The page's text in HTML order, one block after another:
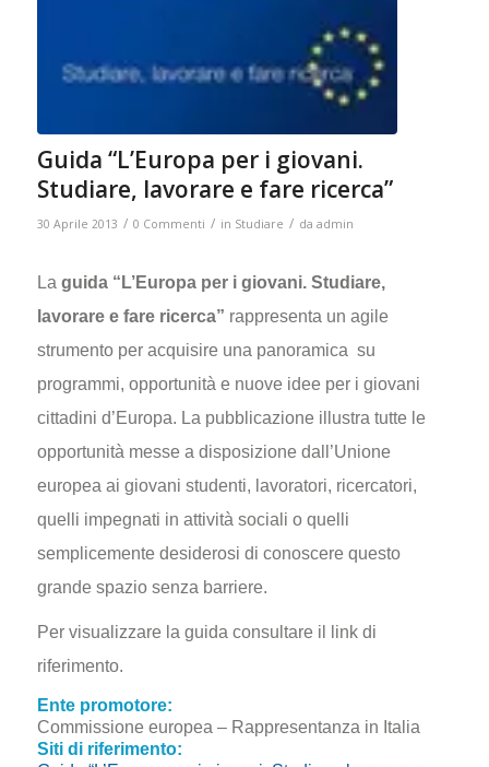
Guida “L’Europa per i giovani.
Studiare, lavorare e fare ricerca”
30 Aprile 2013 / 0 Commenti / in Studiare / da admin
La guida “L’Europa per i giovani. Studiare,
lavorare e fare ricerca” rappresenta un agile
strumento per acquisire una panoramica su
programmi, opportunità e nuove idee per i giovani
cittadini d’Europa. La pubblicazione illustra tutte le
opportunità messe a disposizione dall’Unione
europea ai giovani studenti, lavoratori, ricercatori,
quelli impegnati in attività sociali o quelli
semplicemente desiderosi di conoscere questo
grande spazio senza barriere.
Per visualizzare la guida consultare il link di
riferimento.
Ente promotore:
Commissione europea – Rappresentanza in Italia
Siti di riferimento: